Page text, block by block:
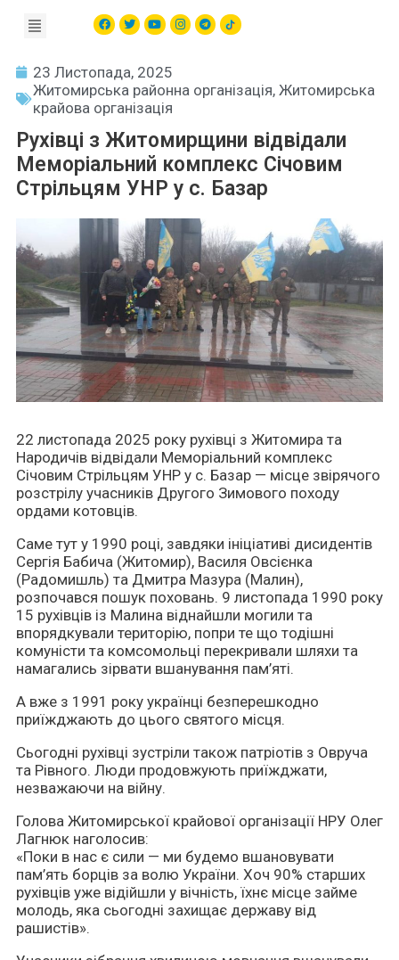
23 Листопада, 2025
Житомирська районна організація, Житомирська
крайова організація
Рухівці з Житомирщини відвідали
Меморіальний комплекс Січовим
Стрільцям УНР у с. Базар
22 листопада 2025 року рухівці з Житомира та
Народичів відвідали Меморіальний комплекс
Січовим Стрільцям УНР у с. Базар — місце звірячого
розстрілу учасників Другого Зимового походу
ордами котовців.
Саме тут у 1990 році, завдяки ініціативі дисидентів
Сергія Бабича (Житомир), Василя Овсієнка
(Радомишль) та Дмитра Мазура (Малин),
розпочався пошук поховань. 9 листопада 1990 року
15 рухівців із Малина віднайшли могили та
впорядкували територію, попри те що тодішні
комуністи та комсомольці перекривали шляхи та
намагались зірвати вшанування пам’яті.
А вже з 1991 року українці безперешкодно
приїжджають до цього святого місця.
Сьогодні рухівці зустріли також патріотів з Овруча
та Рівного. Люди продовжують приїжджати,
незважаючи на війну.
Голова Житомирської крайової організації НРУ Олег
Лагнюк наголосив:
«Поки в нас є сили — ми будемо вшановувати
пам’ять борців за волю України. Хоч 90% старших
рухівців уже відійшли у вічність, їхнє місце займе
молодь, яка сьогодні захищає державу від
рашистів».